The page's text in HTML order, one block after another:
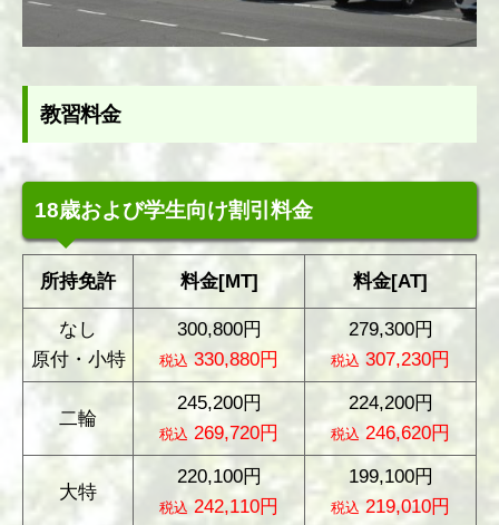
教習料金
18歳および学生向け割引料金
所持免許 料金[MT] 料金[AT]
なし
原付・小特
300,800円
税込 330,880円
279,300円
税込 307,230円
二輪
245,200円
税込 269,720円
224,200円
税込 246,620円
大特
220,100円
税込 242,110円
199,100円
税込 219,010円